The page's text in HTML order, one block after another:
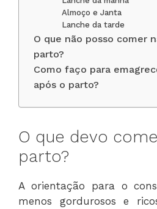
Almoço e Janta
Lanche da tarde
O que não posso comer
parto?
Como faço para
após o parto?
O que devo
parto?
A orientação para o
menos gordurosos e